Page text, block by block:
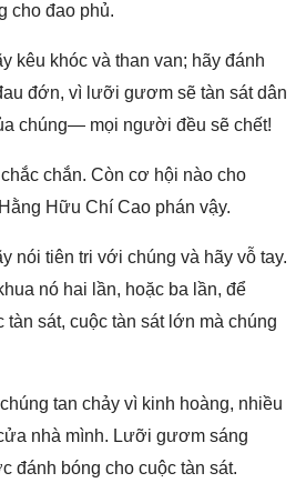
cho đao phủ.
kêu khóc và than van; hãy đánh
đớn, vì lưỡi gươm sẽ tàn sát dân
chúng— mọi người đều sẽ chết!
chắn. Còn cơ hội nào cho
Hữu Chí Cao phán vậy.
nói tiên tri với chúng và hãy vỗ tay.
nó hai lần, hoặc ba lần, để
sát, cuộc tàn sát lớn mà chúng
tan chảy vì kinh hoàng, nhiều
nhà mình. Lưỡi gươm sáng
đánh bóng cho cuộc tàn sát.